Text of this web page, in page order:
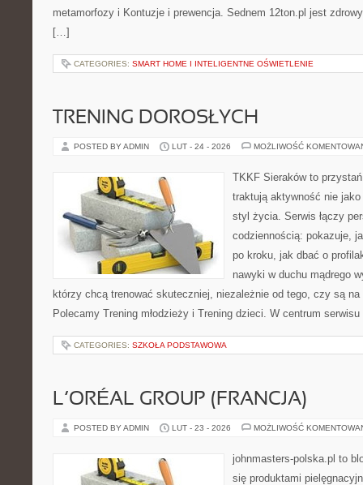
metamorfozy i Kontuzje i prewencja. Sednem 12ton.pl jest
[…]
CATEGORIES: SMART HOME I INTELIGENTNE OŚWIETLENIE
TRENING DOROSŁYCH
POSTED BY ADMIN LUT - 24 - 2026 MOŻLIWOŚĆ
TKKF Sieraków to
traktują aktywność nie
styl życia. Serwis łączy
codziennością: pokazuje,
po kroku, jak dbać o
nawyki w duchu mądrego
którzy chcą trenować skuteczniej, niezależnie od tego, czy są na
Polecamy Trening młodzieży i Trening dzieci. W centrum
CATEGORIES: SZKOŁA PODSTAWOWA
L’ORÉAL GROUP (FRANCJA)
POSTED BY ADMIN LUT - 23 - 2026 MOŻLIWOŚĆ
johnmasters-polska.pl to
się produktami